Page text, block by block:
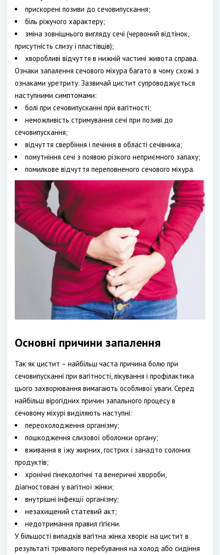
прискорені позиви до сечовипускання;
біль ріжучого характеру;
зміна зовнішнього вигляду сечі (червоний відтінок,
присутність слизу і пластівців);
хворобливі відчуття в нижній частині живота справа.
Ознаки запалення сечового міхура багато в чому схожі з
ознаками уретриту. Зазвичай цистит супроводжується
наступними симптомами:
болі при сечовипусканні при вагітності;
неможливість стримування сечі при позиві до
сечовипускання;
відчуття свербіння і печіння в області сечівника;
помутніння сечі з появою різкого неприємного запаху;
помилкове відчуття переповненого сечового міхура.
Основні причини запалення
Так як цистит – найбільш часта причина болю при
сечовипусканні при вагітності, лікування і профілактика
цього захворювання вимагають особливої уваги. Серед
найбільш вірогідних причин запального процесу в
сечовому міхурі виділяють наступні:
переохолодження організму;
пошкодження слизової оболонки органу;
вживання в їжу жирних, гострих і занадто солоних
продуктів;
хронічні гінекологічні та венеричні хвороби,
діагностовані у вагітної жінки;
внутрішні інфекції організму;
незахищений статевий акт;
недотримання правил гігієни.
У більшості випадків вагітна жінка хворіє на цистит в
результаті тривалого перебування на холод або сидіння